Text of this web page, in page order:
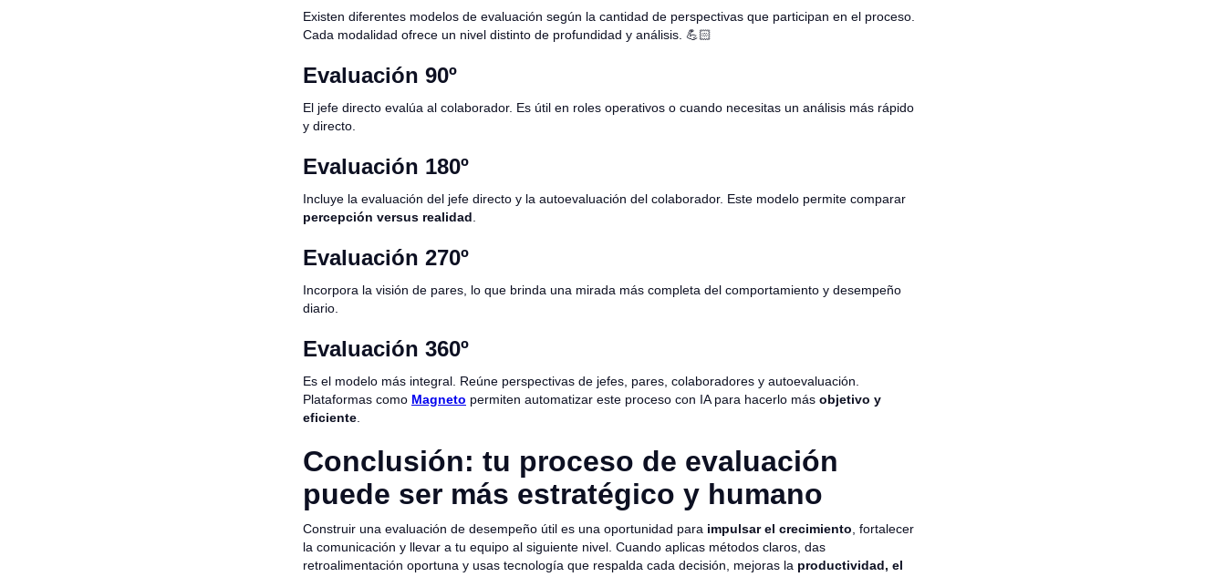
Existen diferentes modelos de evaluación según la cantidad de perspectivas que participan en el proceso.
Cada modalidad ofrece un nivel distinto de profundidad y análisis. 💪🏻
Evaluación 90º
El jefe directo evalúa al colaborador. Es útil en roles operativos o cuando necesitas un análisis más rápido
y directo.
Evaluación 180º
Incluye la evaluación del jefe directo y la autoevaluación del colaborador. Este modelo permite comparar
percepción versus realidad
Evaluación 270º
Incorpora la visión de pares, lo que brinda una mirada más completa del comportamiento y desempeño
diario.
Evaluación 360º
Es el modelo más integral. Reúne perspectivas de jefes, pares, colaboradores y autoevaluación.
Plataformas como Magneto permiten automatizar este proceso con IA para hacerlo más objetivo y
eficiente
Conclusión: tu proceso de evaluación
puede ser más estratégico y humano
Construir una evaluación de desempeño útil es una oportunidad para impulsar el crecimiento , fortalecer
la comunicación y llevar a tu equipo al siguiente nivel. Cuando aplicas métodos claros, das
retroalimentación oportuna y usas tecnología que respalda cada decisión, mejoras la productividad, el